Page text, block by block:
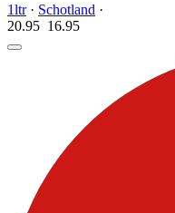
1ltr· Schotland ·
20.95 16.95